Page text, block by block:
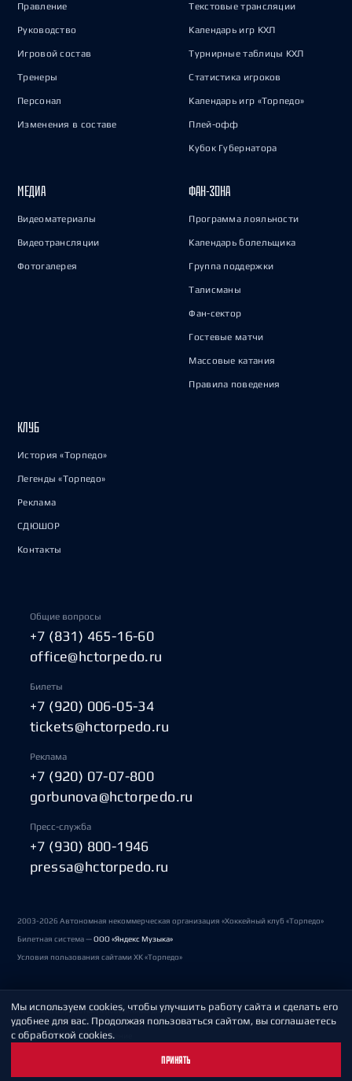
Правление
Руководство
Игровой состав
Тренеры
Персонал
Изменения в составе
Текстовые трансляции
Календарь игр КХЛ
Турнирные таблицы КХЛ
Статистика игроков
Календарь игр «Торпедо»
Плей-офф
Кубок Губернатора
МЕДИА
Видеоматериалы
Видеотрансляции
Фотогалерея
ФАН-ЗОНА
Программа лояльности
Календарь болельщика
Группа поддержки
Талисманы
Фан-сектор
Гостевые матчи
Массовые катания
Правила поведения
КЛУБ
История «Торпедо»
Легенды «Торпедо»
Реклама
СДЮШОР
Контакты
Общие вопросы
+7 (831) 465-16-60
office@hctorpedo.ru
Билеты
+7 (920) 006-05-34
tickets@hctorpedo.ru
Реклама
+7 (920) 07-07-800
gorbunova@hctorpedo.ru
Пресс-служба
+7 (930) 800-1946
pressa@hctorpedo.ru
2003-2026 Автономная некоммерческая организация «Хоккейный клуб «Торпедо»
Билетная система —ООО «Яндекс Музыка»
Условия пользования сайтами ХК «Торпедо»
Политика обработки персональных данных
Пользовательское соглашение
Мы используем cookies, чтобы улучшить работу сайта и сделать его
удобнее для вас. Продолжая пользоваться сайтом, вы соглашаетесь
с обработкой cookies.
ПРИНЯТЬ